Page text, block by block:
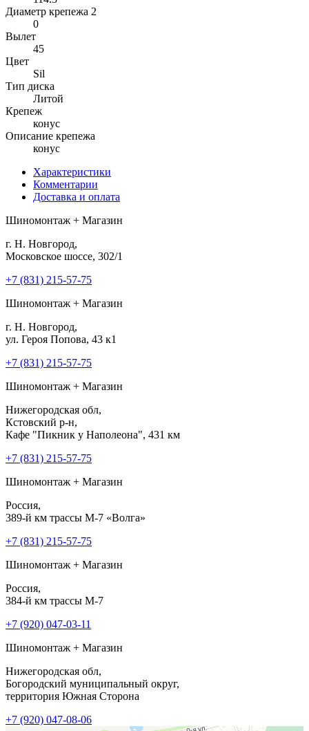
Диаметр крепежа 2
0
Вылет
45
Цвет
Sil
Тип диска
Литой
Крепеж
конус
Описание крепежа
конус
Характеристики
Комментарии
Доставка и оплата
Шиномонтаж + Магазин
г. Н. Новгород,
Московское шоссе, 302/1
+7 (831) 215-57-75
Шиномонтаж + Магазин
г. Н. Новгород,
ул. Героя Попова, 43 к1
+7 (831) 215-57-75
Шиномонтаж + Магазин
Нижегородская обл,
Кстовский р-н,
Кафе "Пикник у Наполеона", 431 км
+7 (831) 215-57-75
Шиномонтаж + Магазин
Россия,
389-й км трассы М-7 «Волга»
+7 (831) 215-57-75
Шиномонтаж + Магазин
Россия,
384-й км трассы М-7
+7 (920) 047-03-11
Шиномонтаж + Магазин
Нижегородская обл,
Богородский муниципальный округ,
территория Южная Сторона
+7 (920) 047-08-06